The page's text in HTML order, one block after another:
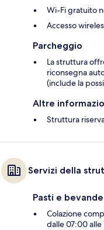
Wi-Fi gratuito
Accesso
Parcheggio
La struttura
riconsegna
(include la
Altre
Struttura
Servizi della
Pasti e bevande
Colazione
dalle 07:00 alle